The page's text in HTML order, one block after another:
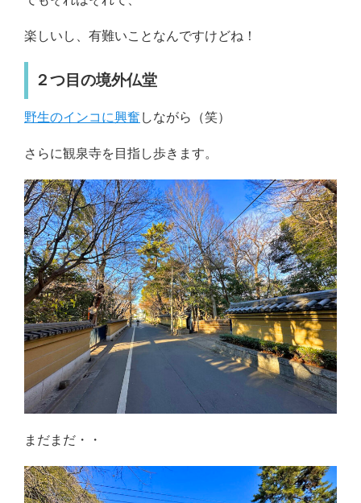
楽しいし、有難いことなんですけどね！
２つ目の境外仏堂
野生のインコに興奮 しながら（笑）
さらに観泉寺を目指し歩きます。
まだまだ・・